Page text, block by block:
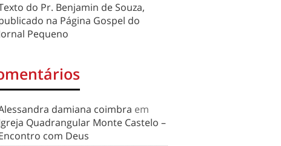
do Pr. Benjamin de Souza,
na Página Gospel do
Pequeno
damiana coimbra em
Quadrangular Monte Castelo –
com Deus